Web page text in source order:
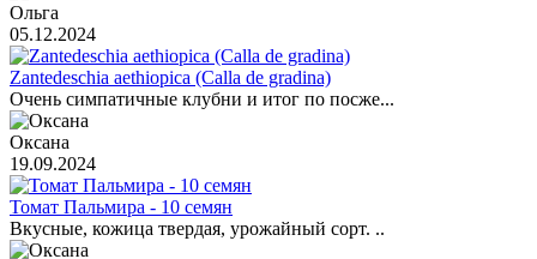
Ольга
05.12.2024
Zantedeschia aethiopica (Calla de gradina)
Очень симпатичные клубни и итог по посже...
Оксана
19.09.2024
Томат Пальмира - 10 семян
Вкусные, кожица твердая, урожайный сорт. ..